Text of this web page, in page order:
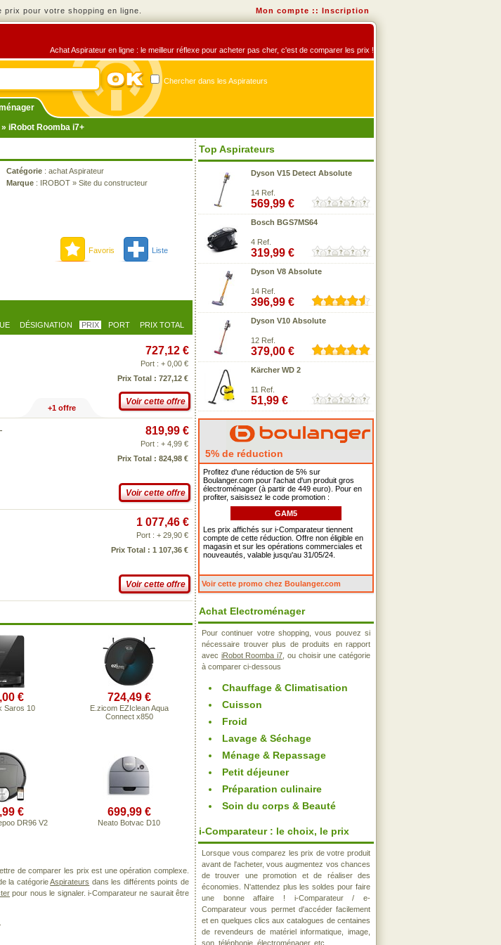
pour votre shopping en ligne. Mon compte :: Inscription
Achat Aspirateur en ligne : le meilleur réflexe pour acheter pas cher, c'est de comparer les prix !
Chercher dans les Aspirateurs
» iRobot Roomba i7+
Catégorie : achat Aspirateur
Marque : IROBOT » Site du constructeur
Favoris Liste
DÉSIGNATION PRIX PORT PRIX TOTAL
727,12 €
Port : + 0,00 €
Prix Total : 727,12 €
Voir cette offre
+1 offre
819,99 €
Port : + 4,99 €
Prix Total : 824,98 €
Voir cette offre
1 077,46 €
Port : + 29,90 €
Prix Total : 1 107,36 €
Voir cette offre
€
Saros 10
724,49 €
E.zicom EZIclean Aqua
Connect x850
€
DR96 V2
699,99 €
Neato Botvac D10
de comparer les prix est une opération complexe.
la catégorieAspirateurs dans les différents points de
pour nous le signaler. i-Comparateur ne saurait être
Top Aspirateurs
Dyson V15 Detect Absolute
14 Ref.
569,99 €
Bosch BGS7MS64
4 Ref.
319,99 €
Dyson V8 Absolute
14 Ref.
396,99 €
Dyson V10 Absolute
12 Ref.
379,00 €
Kärcher WD 2
11 Ref.
51,99 €
5% de réduction
Profitez d'une réduction de 5% sur
Boulanger.com pour l'achat d'un produit gros
électroménager (à partir de 449 euro). Pour en
profiter, saisissez le code promotion :
GAM5
Les prix affichés sur i-Comparateur tiennent
compte de cette réduction. Offre non éligible en
magasin et sur les opérations commerciales et
nouveautés, valable jusqu'au 31/05/24.
Voir cette promo chez Boulanger.com
Achat Electroménager
Pour continuer votre shopping, vous pouvez si
nécessaire trouver plus de produits en rapport
avec iRobot Roomba i7 , ou choisir une catégorie
à comparer ci-dessous
Chauffage & Climatisation
Cuisson
Froid
Lavage & Séchage
Ménage & Repassage
Petit déjeuner
Préparation culinaire
Soin du corps & Beauté
i-Comparateur : le choix, le prix
Lorsque vous comparez les prix de votre produit
avant de l'acheter, vous augmentez vos chances
de trouver une promotion et de réaliser des
économies. N'attendez plus les soldes pour faire
une bonne affaire ! i-Comparateur / e-
Comparateur vous permet d'accéder facilement
et en quelques clics aux catalogues de centaines
de revendeurs de matériel informatique, image,
son, téléphonie, électroménager, etc..